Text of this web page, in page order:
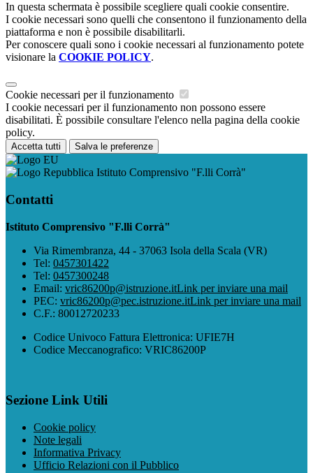
In questa schermata è possibile scegliere quali cookie consentire.
I cookie necessari sono quelli che consentono il funzionamento della
piattaforma e non è possibile disabilitarli.
Per conoscere quali sono i cookie necessari al funzionamento potete
visionare la COOKIE POLICY.
Cookie necessari per il funzionamento
I cookie necessari per il funzionamento non possono essere
disabilitati. È possibile consultare l'elenco nella pagina della cookie
policy.
Accetta tutti Salva le preferenze
Istituto Comprensivo "F.lli Corrà"
Contatti
Istituto Comprensivo "F.lli Corrà"
Via Rimembranza, 44 - 37063 Isola della Scala (VR)
Tel: 0457301422
Tel: 0457300248
Email: vric86200p@istruzione.itLink per inviare una mail
PEC: vric86200p@pec.istruzione.itLink per inviare una mail
C.F.: 80012720233
Codice Univoco Fattura Elettronica: UFIE7H
Codice Meccanografico: VRIC86200P
Sezione Link Utili
Cookie policy
Note legali
Informativa Privacy
Ufficio Relazioni con il Pubblico